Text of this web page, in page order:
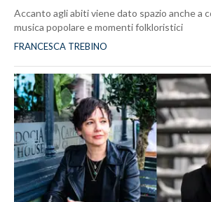
Accanto agli abiti viene dato spazio anche a
musica popolare e momenti folkloristici
FRANCESCA TREBINO